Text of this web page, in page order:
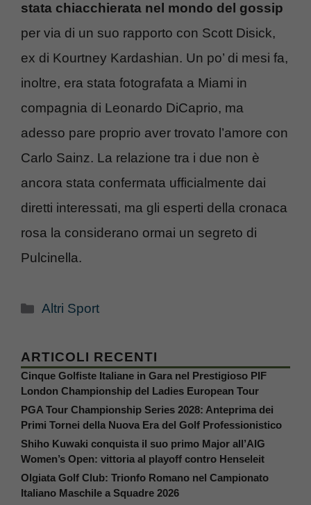
stata chiacchierata nel mondo del gossip
per via di un suo rapporto con Scott Disick,
ex di Kourtney Kardashian. Un po’ di mesi fa,
inoltre, era stata fotografata a Miami in
compagnia di Leonardo DiCaprio, ma
adesso pare proprio aver trovato l’amore con
Carlo Sainz. La relazione tra i due non è
ancora stata confermata ufficialmente dai
diretti interessati, ma gli esperti della cronaca
rosa la considerano ormai un segreto di
Pulcinella.
Categorie
Altri Sport
ARTICOLI RECENTI
Cinque Golfiste Italiane in Gara nel Prestigioso PIF
London Championship del Ladies European Tour
PGA Tour Championship Series 2028: Anteprima dei
Primi Tornei della Nuova Era del Golf Professionistico
Shiho Kuwaki conquista il suo primo Major all’AIG
Women’s Open: vittoria al playoff contro Henseleit
Olgiata Golf Club: Trionfo Romano nel Campionato
Italiano Maschile a Squadre 2026